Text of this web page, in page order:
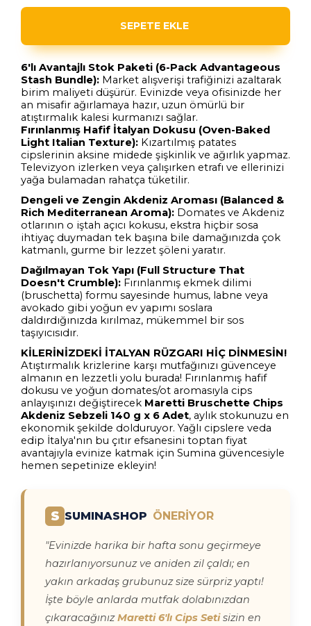
6'lı Avantajlı Stok Paketi (6-Pack Advantageous
Stash Bundle): Market alışverişi trafiğinizi azaltarak
birim maliyeti düşürür. Evinizde veya ofisinizde her
an misafir ağırlamaya hazır, uzun ömürlü bir
atıştırmalık kalesi kurmanızı sağlar.
Fırınlanmış Hafif İtalyan Dokusu (Oven-Baked
Light Italian Texture): Kızartılmış patates
cipslerinin aksine midede şişkinlik ve ağırlık yapmaz.
Televizyon izlerken veya çalışırken etrafı ve ellerinizi
yağa bulamadan rahatça tüketilir.
Dengeli ve Zengin Akdeniz Aroması (Balanced &
Rich Mediterranean Aroma): Domates ve Akdeniz
otlarının o iştah açıcı kokusu, ekstra hiçbir sosa
ihtiyaç duymadan tek başına bile damağınızda çok
katmanlı, gurme bir lezzet şöleni yaratır.
Dağılmayan Tok Yapı (Full Structure That
Doesn't Crumble): Fırınlanmış ekmek dilimi
(bruschetta) formu sayesinde humus, labne veya
avokado gibi yoğun ev yapımı soslara
daldırdığınızda kırılmaz, mükemmel bir sos
taşıyıcısıdır.
KİLERİNİZDEKİ İTALYAN RÜZGARI HİÇ DİNMESİN!
Atıştırmalık krizlerine karşı mutfağınızı güvenceye
almanın en lezzetli yolu burada! Fırınlanmış hafif
dokusu ve yoğun domates/ot aromasıyla cips
anlayışınızı değiştirecek Maretti Bruschette Chips
Akdeniz Sebzeli 140 g x 6 Adet, aylık stokunuzu en
ekonomik şekilde dolduruyor. Yağlı cipslere veda
edip İtalya'nın bu çıtır efsanesini toptan fiyat
avantajıyla evinize katmak için Sumina güvencesiyle
hemen sepetinize ekleyin!
S SUMINASHOP ÖNERİYOR
"Evinizde harika bir hafta sonu geçirmeye
hazırlanıyorsunuz ve aniden zil çaldı; en
yakın arkadaş grubunuz size sürpriz yaptı!
İşte böyle anlarda mutfak dolabınızdan
çıkaracağınızMaretti 6'lı Cips Setisizin en